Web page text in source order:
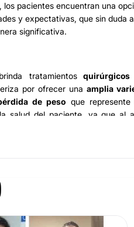
, los pacientes encuentran una
y expectativas, que sin duda
significativa.
tratamientosquirúrgicos
por ofrecer una amplia
de peso que
salud del paciente, ya que al
enfermedades causadas por el
de manga gástrica, plicatura
y gastrectomía en manga